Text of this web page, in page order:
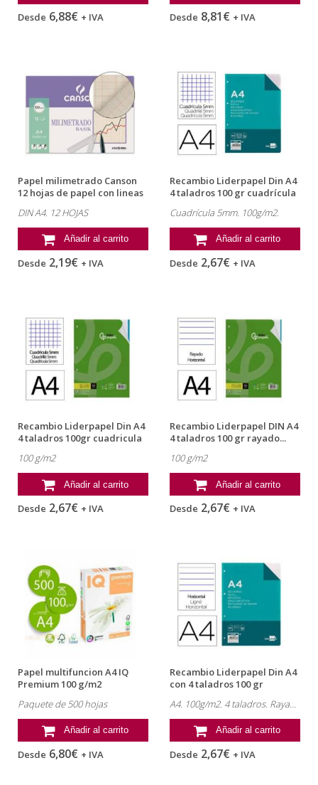
Desde 6,88€ + IVA Desde 8,81€ + IVA
Papel milimetrado Canson
12 hojas de papel con lineas
DIN A4. 12 HOJAS
Añadir al carrito
Desde 2,19€ + IVA
Recambio Liderpapel Din A4
4 taladros 100 gr cuadrícula
Cuadrícula 5mm. 100g/m2.
Añadir al carrito
Desde 2,67€ + IVA
Recambio Liderpapel Din A4
4 taladros 100gr cuadricula
100 g/m2
Añadir al carrito
Desde 2,67€ + IVA
Recambio Liderpapel DIN A4
4 taladros 100 gr rayado...
100 g/m2
Añadir al carrito
Desde 2,67€ + IVA
Papel multifuncion A4 IQ
Premium 100 g/m2
Paquete de 500 hojas
Añadir al carrito
Desde 6,80€ + IVA
Recambio Liderpapel Din A4
con 4 taladros 100 gr
Añadir al carrito
Desde 2,67€ + IVA